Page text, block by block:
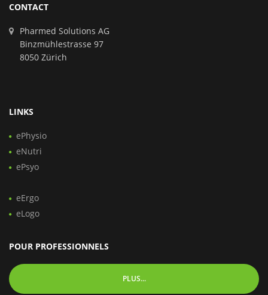
CONTACT
Pharmed Solutions AG
Binzmühlestrasse 97
8050 Zürich
LINKS
ePhysio
eNutri
ePsyo
eErgo
eLogo
POUR PROFESSIONNELS
PLUS...